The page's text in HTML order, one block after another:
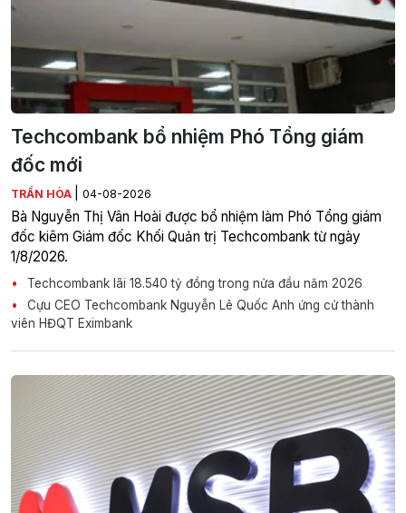
Techcombank bổ nhiệm Phó Tổng giám
đốc mới
TRẦN HÒA 04-08-2026
Bà Nguyễn Thị Vân Hoài được bổ nhiệm làm Phó Tổng giám
đốc kiêm Giám đốc Khối Quản trị Techcombank từ ngày
1/8/2026.
Techcombank lãi 18.540 tỷ đồng trong nửa đầu năm 2026
Cựu CEO Techcombank Nguyễn Lê Quốc Anh ứng cử thành
viên HĐQT Eximbank